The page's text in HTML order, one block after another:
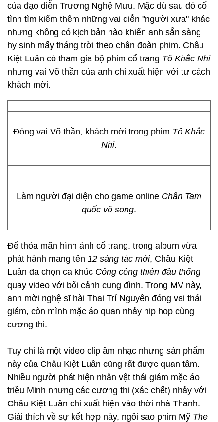
của đạo diễn Trương Nghệ Mưu. Mặc dù sau đó cố
tình tìm kiếm thêm những vai diễn "người xưa" khác
nhưng không có kịch bản nào khiến anh sẵn sàng
hy sinh mấy tháng trời theo chân đoàn phim. Châu
Kiệt Luân có tham gia bộ phim cổ trang Tô Khắc Nhi
nhưng vai Võ thần của anh chỉ xuất hiện với tư cách
khách mời.
Đóng vai Võ thần, khách mời trong phim Tô Khắc
Nhi.
Làm người đại diện cho game online Chân Tam
quốc vô song.
Để thỏa mãn hình ảnh cổ trang, trong album vừa
phát hành mang tên 12 sáng tác mới, Châu Kiệt
Luân đã chọn ca khúc Công công thiên đầu thống
quay video với bối cảnh cung đình. Trong MV này,
anh mời nghệ sĩ hài Thai Trí Nguyên đóng vai thái
giám, còn mình mặc áo quan nhảy hip hop cùng
cương thi.
Tuy chỉ là một video clip âm nhạc nhưng sản phẩm
này của Châu Kiệt Luân cũng rất được quan tâm.
Nhiều người phát hiện nhân vật thái giám mặc áo
triều Minh nhưng các cương thi (xác chết) nhảy với
Châu Kiệt Luân chỉ xuất hiện vào thời nhà Thanh.
Giải thích về sự kết hợp này, ngôi sao phim Mỹ The